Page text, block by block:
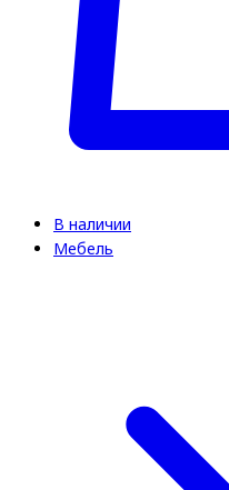
В наличии
Мебель